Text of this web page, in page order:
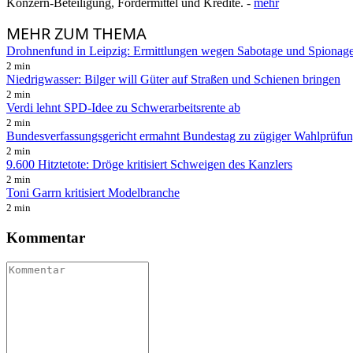
Konzern-Beteiligung, Fördermittel und Kredite. - mehr
MEHRZUM THEMA
Drohnenfund in Leipzig: Ermittlungen wegen Sabotage und
2 min
Niedrigwasser: Bilger will Güter auf Straßen und Schienen bringen
2 min
Verdi lehnt SPD-Idee zu Schwerarbeitsrente ab
2 min
Bundesverfassungsgericht ermahnt Bundestag zu zügiger
2 min
9.600 Hitztetote: Dröge kritisiert Schweigen des Kanzlers
2 min
Toni Garrn kritisiert Modelbranche
2 min
Kommentar